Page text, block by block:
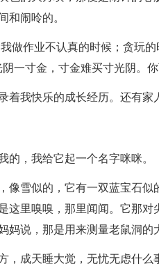
和闹呤的。
作业不认真的时候；贪玩的
一寸金，寸金难买寸光阴。
我快乐的成长经历。还有家
，我给它起一个名字咪咪。
雪似的，它有一双蓝宝石似
这里嗅嗅，那里闻闻。它那对
说，那是用来测量老鼠洞的
成天睡大觉，无忧无虑什么